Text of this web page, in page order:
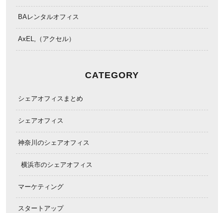
BAレンタルオフィス
AxEL,（アクセル）
CATEGORY
シェアオフィスまとめ
シェアオフィス
神奈川のシェアオフィス
横浜市のシェアオフィス
マーケティング
スタートアップ